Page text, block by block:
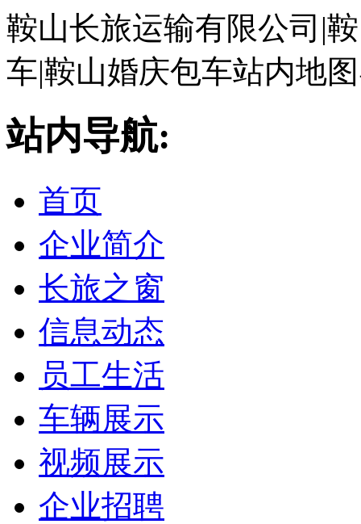
鞍山长旅运输有限公司|
车|鞍山婚庆包车站内地
站内导航:
首页
企业简介
长旅之窗
信息动态
员工生活
车辆展示
视频展示
企业招聘